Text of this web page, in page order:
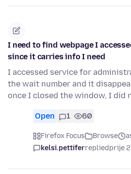
I need to find webpage I
since it carries info I need
I accessed service for
the wait number and it
once I closed the window, I did
Open 1 60
Firefox Focus Browse
kelsi.pettiferrepliedprije